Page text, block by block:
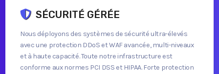
SÉCURITÉ GÉRÉE
Nous déployons des systèmes de sécurité ultra-élevés
avec une protection DDoS et WAF avancée, multi-niveaux
et à haute capacité. Toute notre infrastructure est
conforme aux normes PCI DSS et HIPAA. Forte protection